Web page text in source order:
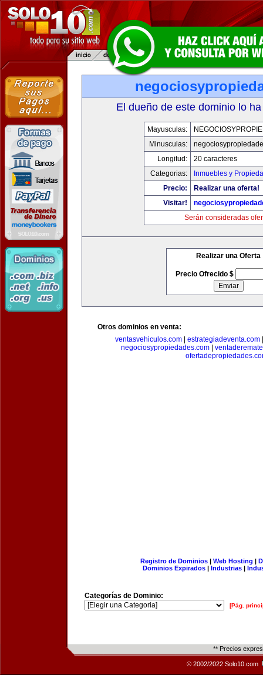
El dueño de este dominio lo
Mayusculas:
Minusculas:
Longitud:
20 caracteres
Categorias:
Inmuebles y
Precio:
Realizar una oferta!
Visitar!
Serán consideradas
Realizar una Oferta
Precio Ofrecido $
Otros dominios en venta:
ventasvehiculos.com
estrategiadeventa.com
negociosypropiedades.com
Registro de Dominios| Web Hosting |
Dominios Expirados | Industrias |
Categorías de Dominio:
[Pág.
** Precios
© 2002/2022 Solo10.com